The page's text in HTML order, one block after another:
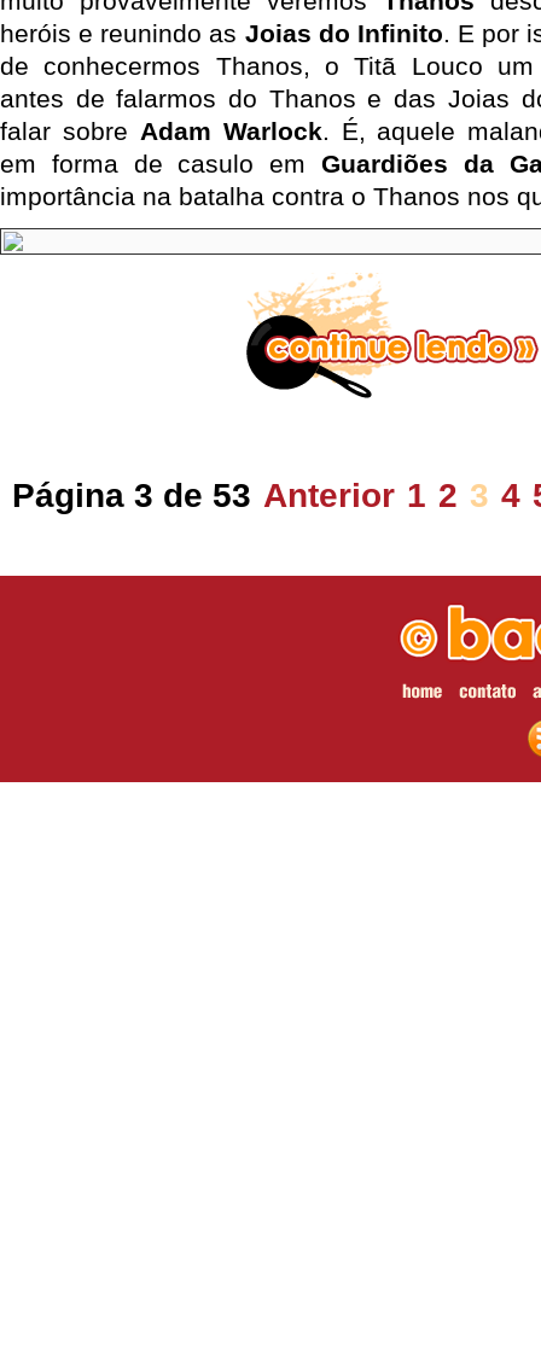
heróis e reunindo as Joias do Infinito. E por
de conhecermos Thanos, o Titã Louco
antes de falarmos do Thanos e das Joias
falar sobre Adam Warlock. É, aquele
em forma de casulo em Guardiões da
importância na batalha contra o Thanos nos
Página 3 de 53 Anterior 1 2 3 4